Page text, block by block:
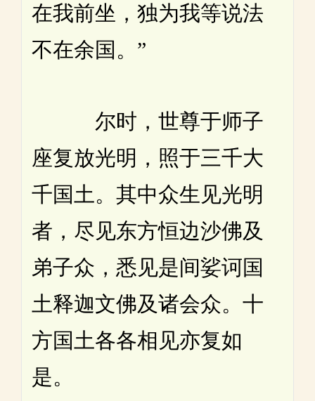
在我前坐，独为我等说法
不在余国。”
尔时，世尊于师子
座复放光明，照于三千大
千国土。其中众生见光明
者，尽见东方恒边沙佛及
弟子众，悉见是间娑诃国
土释迦文佛及诸会众。十
方国土各各相见亦复如
是。